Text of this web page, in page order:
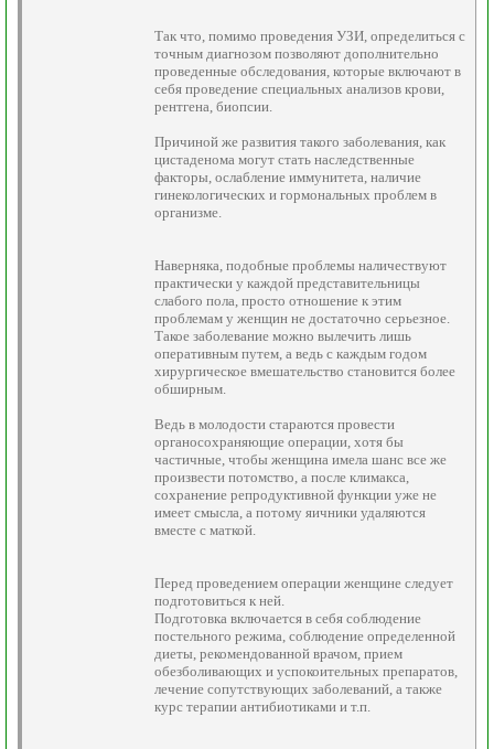
Так что, помимо проведения УЗИ, определиться с
точным диагнозом позволяют дополнительно
проведенные обследования, которые включают в
себя проведение специальных анализов крови,
рентгена, биопсии.
Причиной же развития такого заболевания, как
цистаденома могут стать наследственные
факторы, ослабление иммунитета, наличие
гинекологических и гормональных проблем в
организме.
Наверняка, подобные проблемы наличествуют
практически у каждой представительницы
слабого пола, просто отношение к этим
проблемам у женщин не достаточно серьезное.
Такое заболевание можно вылечить лишь
оперативным путем, а ведь с каждым годом
хирургическое вмешательство становится более
обширным.
Ведь в молодости стараются провести
органосохраняющие операции, хотя бы
частичные, чтобы женщина имела шанс все же
произвести потомство, а после климакса,
сохранение репродуктивной функции уже не
имеет смысла, а потому яичники удаляются
вместе с маткой.
Перед проведением операции женщине следует
подготовиться к ней.
Подготовка включается в себя соблюдение
постельного режима, соблюдение определенной
диеты, рекомендованной врачом, прием
обезболивающих и успокоительных препаратов,
лечение сопутствующих заболеваний, а также
курс терапии антибиотиками и т.п.